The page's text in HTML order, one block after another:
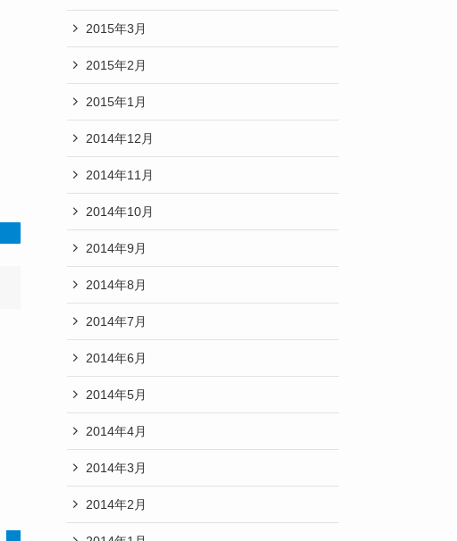
2015年3月
2015年2月
2015年1月
2014年12月
2014年11月
2014年10月
2014年9月
2014年8月
2014年7月
2014年6月
2014年5月
2014年4月
2014年3月
2014年2月